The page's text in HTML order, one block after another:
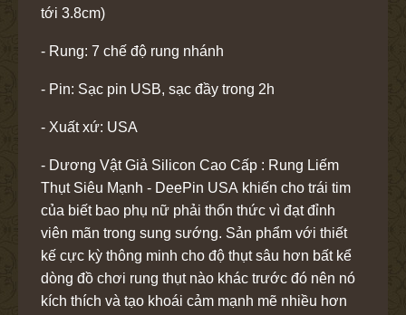
tới 3.8cm)
- Rung: 7 chế độ rung nhánh
- Pin: Sạc pin USB, sạc đầy trong 2h
- Xuất xứ: USA
- Dương Vật Giả Silicon Cao Cấp : Rung Liếm
Thụt Siêu Mạnh - DeePin USA khiến cho trái tim
của biết bao phụ nữ phải thổn thức vì đạt đỉnh
viên mãn trong sung sướng. Sản phẩm với thiết
kế cực kỳ thông minh cho độ thụt sâu hơn bất kể
dòng đồ chơi rung thụt nào khác trước đó nên nó
kích thích và tạo khoái cảm mạnh mẽ nhiều hơn